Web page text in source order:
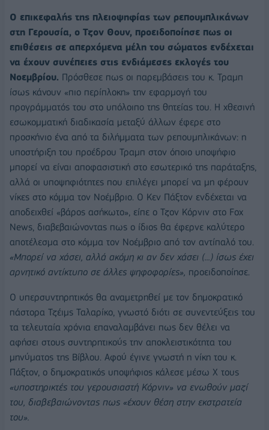
Ο επικεφαλής της πλειοψηφίας των ρεπουμπλικάνων
στη Γερουσία, ο Τζον Θουν, προειδοποίησε πως οι
επιθέσεις σε απερχόμενα μέλη του σώματος ενδέχεται
να έχουν συνέπειες στις ενδιάμεσες εκλογές του
Νοεμβρίου. Πρόσθεσε πως οι παρεμβάσεις του κ. Τραμπ
ίσως κάνουν «πιο περίπλοκη» την εφαρμογή του
προγράμματός του στο υπόλοιπο της θητείας του. Η χθεσινή
εσωκομματική διαδικασία μεταξύ άλλων έφερε στο
προσκήνιο ένα από τα διλήμματα των ρεπουμπλικάνων: η
υποστήριξη του προέδρου Τραμπ στον όποιο υποψήφιο
μπορεί να είναι αποφασιστική στο εσωτερικό της παράταξης,
αλλά οι υποψηφιότητες που επιλέγει μπορεί να μη φέρουν
νίκες στο κόμμα τον Νοέμβριο. Ο Κεν Πάξτον ενδέχεται να
αποδειχθεί «βάρος ασήκωτο», είπε ο Τζον Κόρνιν στο Fox
News, διαβεβαιώνοντας πως ο ίδιος θα έφερνε καλύτερο
αποτέλεσμα στο κόμμα τον Νοέμβριο από τον αντίπαλό του.
«Μπορεί να χάσει, αλλά ακόμη κι αν δεν χάσει (...) ίσως έχει
αρνητικό αντίκτυπο σε άλλες ψηφοφορίες», προειδοποίησε.
Ο υπερσυντηρητικός θα αναμετρηθεί με τον δημοκρατικό
πάστορα Τζέιμς Ταλαρίκο, γνωστό διότι σε συνεντεύξεις του
τα τελευταία χρόνια επαναλαμβάνει πως δεν θέλει να
αφήσει στους συντηρητικούς την αποκλειστικότητα του
μηνύματος της Βίβλου. Αφού έγινε γνωστή η νίκη του κ.
Πάξτον, ο δημοκρατικός υποψήφιος κάλεσε μέσω X τους
«υποστηρικτές του γερουσιαστή Κόρνιν» να ενωθούν μαζί
του, διαβεβαιώνοντας πως «έχουν θέση στην εκστρατεία
του».